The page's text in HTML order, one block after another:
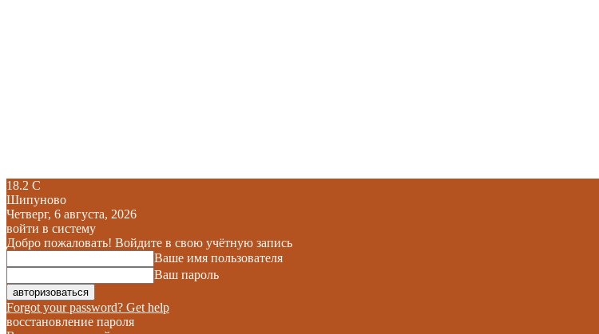
18.2 C
Шипуново
Четверг, 6 августа, 2026
войти в систему
Добро пожаловать! Войдите в свою учётную запись
Ваше имя пользователя
Ваш пароль
Forgot your password? Get help
восстановление пароля